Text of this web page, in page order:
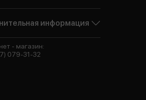
информация
- магазин:
079-31-32